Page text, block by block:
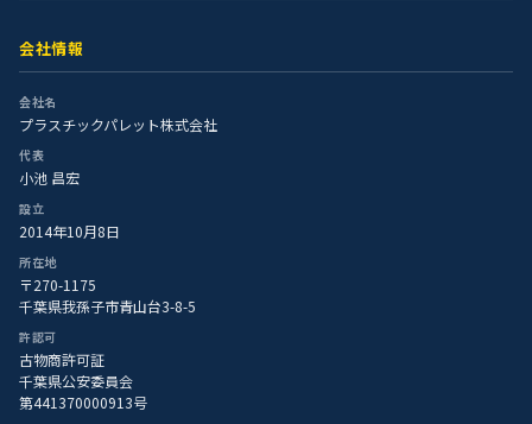
会社情報
会社名
プラスチックパレット株式会社
代表
小池 昌宏
設立
2014年10月8日
所在地
〒270-1175
千葉県我孫子市青山台3-8-5
許認可
古物商許可証
千葉県公安委員会
第441370000913号